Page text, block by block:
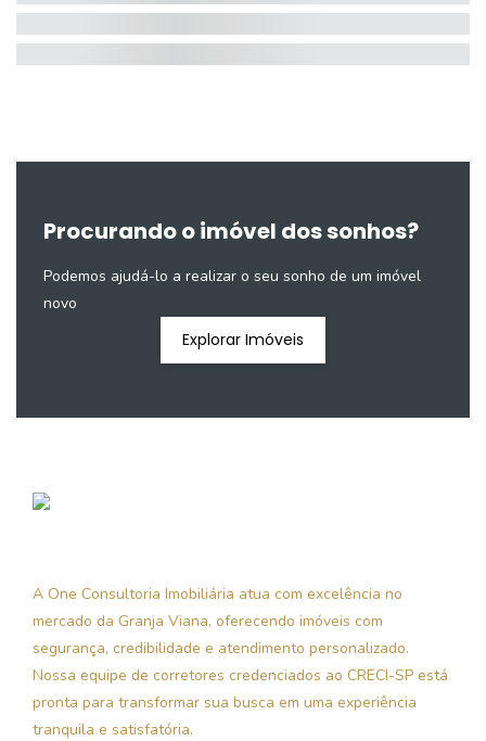
Procurando o imóvel dos sonhos?
Podemos ajudá-lo a realizar o seu sonho de um imóvel
novo
Explorar Imóveis
A One Consultoria Imobiliária atua com excelência no
mercado da Granja Viana, oferecendo imóveis com
segurança, credibilidade e atendimento personalizado.
Nossa equipe de corretores credenciados ao CRECI-SP está
pronta para transformar sua busca em uma experiência
tranquila e satisfatória.